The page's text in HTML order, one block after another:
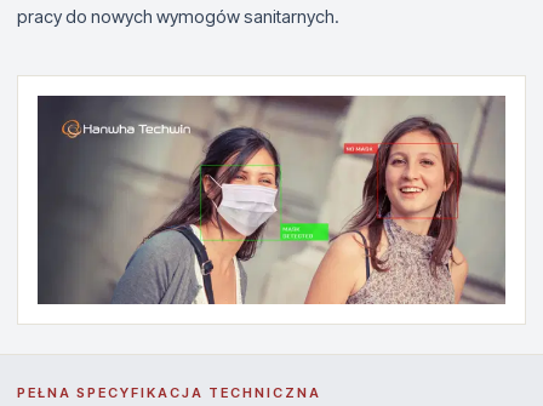
pracy do nowych wymogów sanitarnych.
PEŁNA SPECYFIKACJA TECHNICZNA